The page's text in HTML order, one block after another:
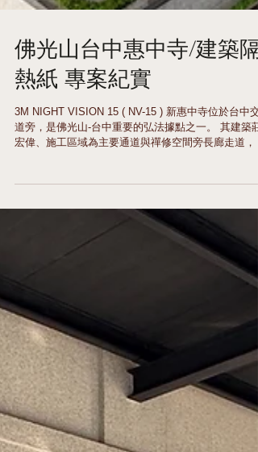
佛光山台中惠中寺/建築隔
熱紙 專案紀實
宏偉、施工區域為主要通道與禪修空間旁長廊走道，
性， 選擇進行全面性窗戶隔熱升級。 城市核心的清
行空間中，建築本身的舒適度與隱私性扮演著重要角
色。 此次我們【海騰節能裝飾有限公司 HTM Film】
幸承接【佛光山台中惠中寺】重要區域的窗戶隔熱與
蔽升級工程， 選用美國原廠建築專用【3M NV-15高效
降溫、空間隱私、 安全強化等方面，展現出優異的綜
性能。 3M™ NV-15 高隔熱建築膜 🌞 高隔熱性能：
阻隔超過70%太陽能夏季降溫效果明顯，提升冷氣效
率。 🔒 單向透視效果：白天內部可清楚看見外部，外
則因光線對比而難以窺視室內，有效提升隱私。 🛡️ 安
防爆功能：意外撞擊時玻璃碎片有效抓附.不易飛散，
強安全性。 ⏳ 10年品質保固：3M原廠保固長達10年，
專為建築等級使用而設計。